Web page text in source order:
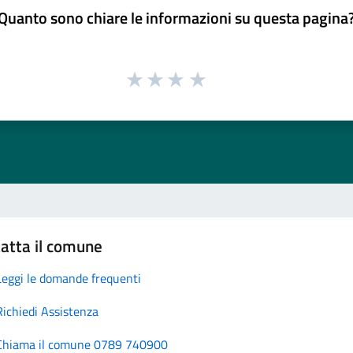
sono chiare le informazioni su questa
il comune
le domande frequenti
Assistenza
il comune 0789 740900